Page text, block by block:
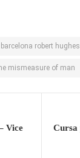
barcelona robert hughes
mismeasure of man
Vice